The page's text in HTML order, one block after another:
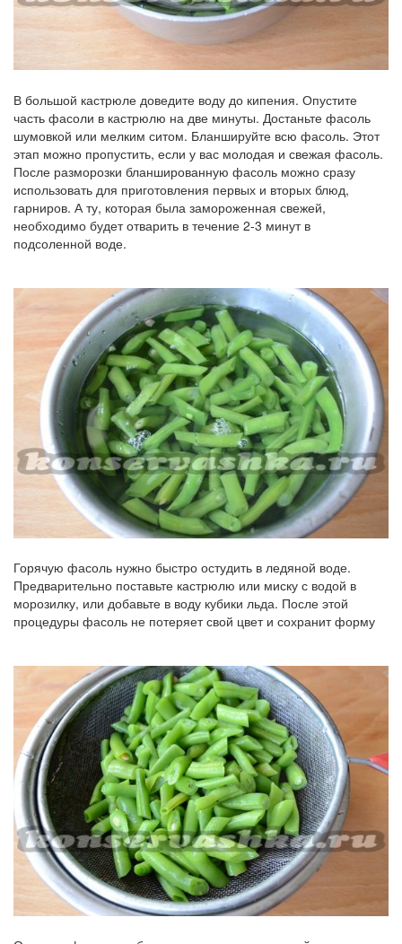
В большой кастрюле доведите воду до кипения. Опустите
часть фасоли в кастрюлю на две минуты. Достаньте фасоль
шумовкой или мелким ситом. Бланшируйте всю фасоль. Этот
этап можно пропустить, если у вас молодая и свежая фасоль.
После разморозки бланшированную фасоль можно сразу
использовать для приготовления первых и вторых блюд,
гарниров. А ту, которая была замороженная свежей,
необходимо будет отварить в течение 2-3 минут в
подсоленной воде.
Горячую фасоль нужно быстро остудить в ледяной воде.
Предварительно поставьте кастрюлю или миску с водой в
морозилку, или добавьте в воду кубики льда. После этой
процедуры фасоль не потеряет свой цвет и сохранит форму